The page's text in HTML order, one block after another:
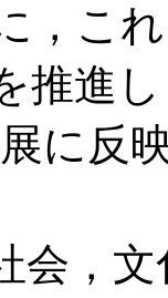
，こ
推進
に反
，文